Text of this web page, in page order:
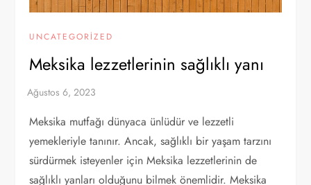
UNCATEGORIZED
Meksika lezzetlerinin sağlıklı yanı
Meksika mutfağı dünyaca ünlüdür ve lezzetli
yemekleriyle tanınır. Ancak, sağlıklı bir yaşam tarzını
sürdürmek isteyenler için Meksika lezzetlerinin de
sağlıklı yanları olduğunu bilmek önemlidir. Meksika